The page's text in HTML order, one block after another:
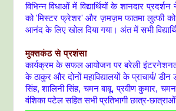
विभिन्न विधाओं में विद्यार्थियों के शानदार
को 'मिस्टर फ्रेशर' और ज़मज़म फातमा लुत्फी को
आनंद के लिए खोल दिया गया। अंत में सभी
मुक्तकंठ से प्रशंसा
कार्यक्रम के सफल आयोजन पर बरेली इंटरनेशनल
के ठाकुर और दोनों महाविद्यालयों के प्राचार्य/
सिंह, शालिनी सिंह, चमन बाबू, प्रवीण कुमार,
वंशिका पटेलसहित सभी प्रतिभागी छात्र-